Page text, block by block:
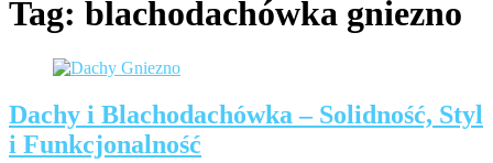
Tag: blachodachówka gniezno
Dachy i Blachodachówka – Solidność, Styl
i Funkcjonalność